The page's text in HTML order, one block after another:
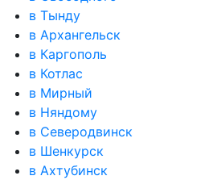
в Тынду
в Архангельск
в Каргополь
в Котлас
в Мирный
в Няндому
в Северодвинск
в Шенкурск
в Ахтубинск